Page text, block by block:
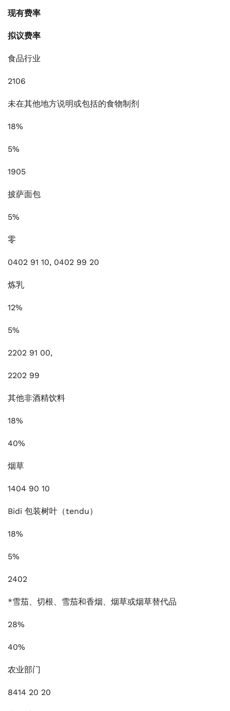
现有费率
拟议费率
食品行业
2106
未在其他地方说明或包括的食物制剂
18%
5%
1905
披萨面包
5%
零
0402 91 10, 0402 99 20
炼乳
12%
5%
2202 91 00,
2202 99
其他非酒精饮料
18%
40%
烟草
1404 90 10
Bidi 包装树叶（tendu）
18%
5%
2402
*雪茄、切根、雪茄和香烟、烟草或烟草替代品
28%
40%
农业部门
8414 20 20